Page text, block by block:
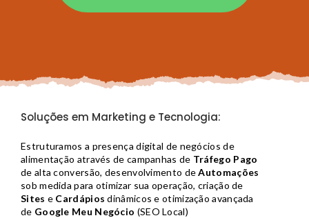
Soluções em Marketing e Tecnologia:
Estruturamos a presença digital de negócios de
alimentação através de campanhas de Tráfego Pago
de alta conversão, desenvolvimento deAutomações
sob medida para otimizar sua operação, criação de
Sites e Cardápios dinâmicos e otimização avançada
de Google Meu Negócio (SEO Local)